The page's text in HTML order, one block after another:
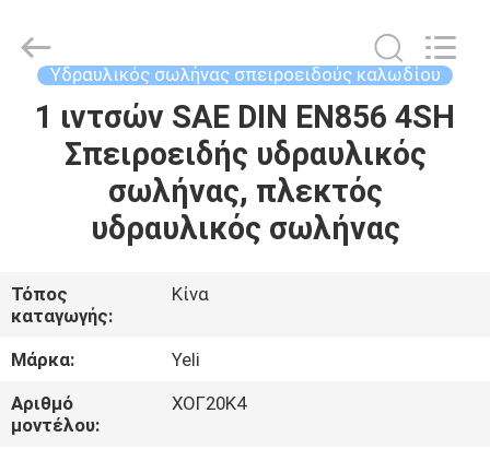
ΣΠΊΤΙ
ΠΡΟΪΌΝΤΑ
ΠΕΡΊΠΟΥ
ΕΜΕΊΣ
ΓΎΡΟΣ
ΕΡΓΟΣΤΑΣΊΩΝ
Copyright
wirehydraulichose.com.
Υδραυλικός σωλήνας σπειροειδούς καλωδίου
1 ιντσών SAE DIN EN856 4SH
Σπειροειδής υδραυλικός
σωλήνας, πλεκτός
υδραυλικός σωλήνας
Τόπος
καταγωγής:
Κίνα
Μάρκα:
Yeli
Αριθμό
μοντέλου:
ΧΟΓ20Κ4